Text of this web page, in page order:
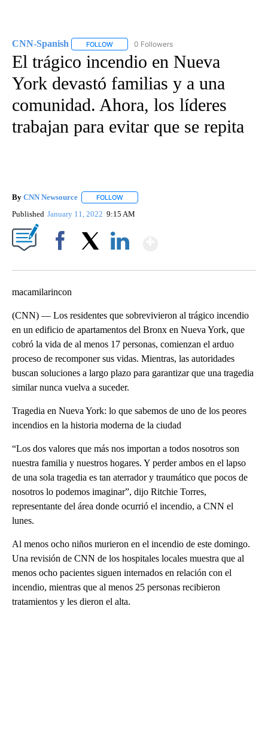
CNN-Spanish FOLLOW FOLLOW "CNN-SPANISH" TO RECEIVE
0 Followers
El trágico incendio en Nueva
York devastó familias y a una
comunidad. Ahora, los líderes
trabajan para evitar que se repita
By CNN Newsource FOLLOW
Published January 11, 2022 9:15 AM
macamilarincon
(CNN) — Los residentes que sobrevivieron al trágico incendio
en un edificio de apartamentos del Bronx en Nueva York, que
cobró la vida de al menos 17 personas, comienzan el arduo
proceso de recomponer sus vidas. Mientras, las autoridades
buscan soluciones a largo plazo para garantizar que una tragedia
similar nunca vuelva a suceder.
Tragedia en Nueva York: lo que sabemos de uno de los peores
incendios en la historia moderna de la ciudad
“Los dos valores que más nos importan a todos nosotros son
nuestra familia y nuestros hogares. Y perder ambos en el lapso
de una sola tragedia es tan aterrador y traumático que pocos de
nosotros lo podemos imaginar”, dijo Ritchie Torres,
representante del área donde ocurrió el incendio, a CNN el
lunes.
Al menos ocho niños murieron en el incendio de este domingo.
Una revisión de CNN de los hospitales locales muestra que al
menos ocho pacientes siguen internados en relación con el
incendio, mientras que al menos 25 personas recibieron
tratamientos y les dieron el alta.